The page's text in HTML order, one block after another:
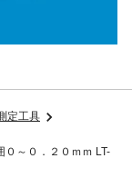
定工具
～０．２０ｍｍ LT-